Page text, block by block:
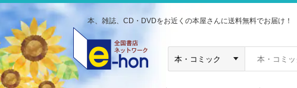
本、雑誌、CD・DVDをお近くの本屋さんに送料無料でお届け！